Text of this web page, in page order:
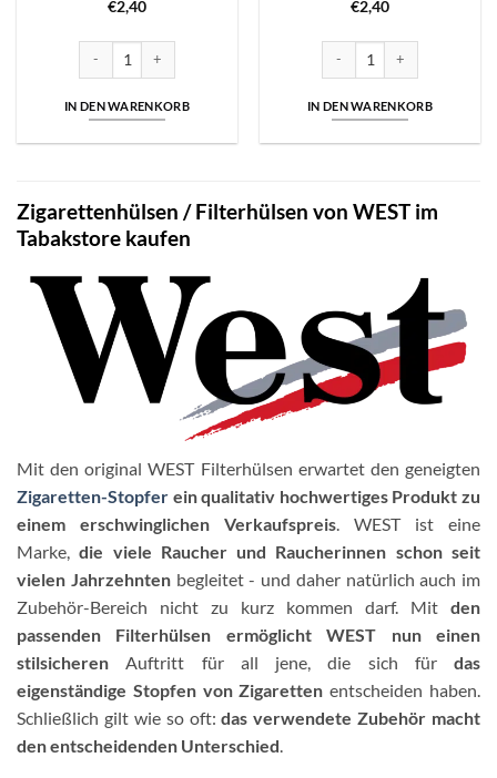
€2,40
IN DEN WARENKORB
€2,40
IN DEN WARENKORB
Zigarettenhülsen / Filterhülsen von WEST im
Tabakstore kaufen
Mit den original WEST Filterhülsen erwartet den geneigten
Zigaretten-Stopfer ein qualitativ hochwertiges Produkt zu
einem erschwinglichen Verkaufspreis. WEST ist eine
Marke,die viele Raucher und Raucherinnen schon seit
vielen Jahrzehntenbegleitet - und daher natürlich auch im
Zubehör-Bereich nicht zu kurz kommen darf. Mit den
passenden Filterhülsen ermöglicht WEST nun einen
stilsicheren Auftritt für all jene, die sich für das
eigenständige Stopfen von Zigaretten entscheiden haben.
Schließlich gilt wie so oft:das verwendete Zubehör macht
den entscheidenden Unterschied.